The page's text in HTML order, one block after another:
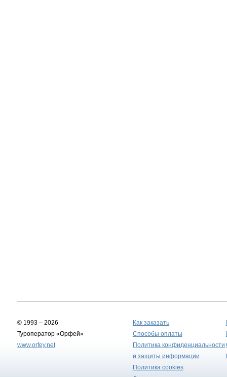
© 1993 – 2026
Туроператор «Орфей»
www.orfey.net
Как заказать
Способы оплаты
Политика конфиденциальности
и защиты информации
Политика cookies